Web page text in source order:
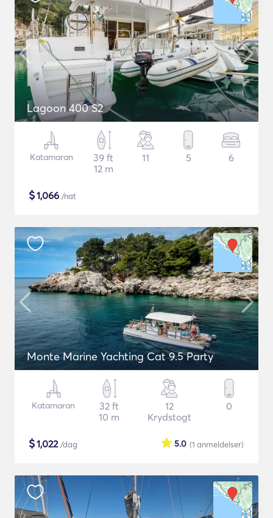
Lagoon 400 S2
Katamaran
39 ft
12 m
11 5 6
$1,066 /nat
Monte Marine Yachting Cat 9.5 Party
Katamaran
32 ft
10 m
12
Krydstogt
0
$1,022/dag (1 anmeldelser)
5.0